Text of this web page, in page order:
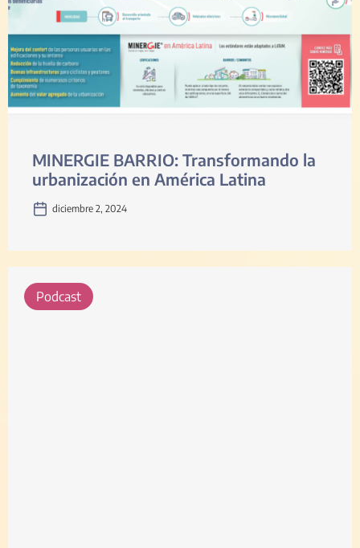
MINERGIE BARRIO: Transformando la
urbanización en América Latina
diciembre 2, 2024
Podcast